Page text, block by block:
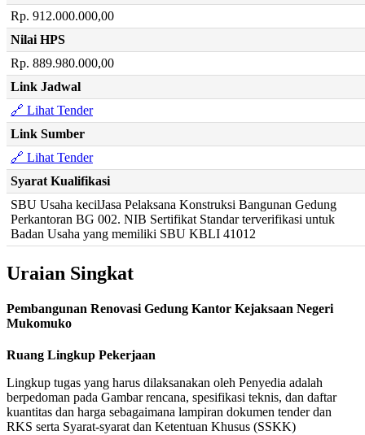
Rp. 912.000.000,00
Nilai HPS
Rp. 889.980.000,00
Link Jadwal
🔗 Lihat Tender
Link Sumber
🔗 Lihat Tender
Syarat Kualifikasi
SBU Usaha kecilJasa Pelaksana Konstruksi Bangunan Gedung
Perkantoran BG 002. NIB Sertifikat Standar terverifikasi untuk
Badan Usaha yang memiliki SBU KBLI 41012
Uraian Singkat
Pembangunan Renovasi Gedung Kantor Kejaksaan Negeri
Mukomuko
Ruang Lingkup Pekerjaan
Lingkup tugas yang harus dilaksanakan oleh Penyedia adalah
berpedoman pada Gambar rencana, spesifikasi teknis, dan daftar
kuantitas dan harga sebagaimana lampiran dokumen tender dan
RKS serta Syarat-syarat dan Ketentuan Khusus (SSKK)